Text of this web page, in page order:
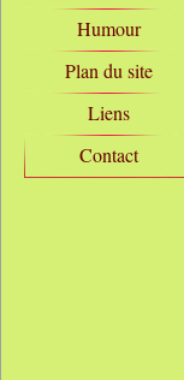
Humour
Plan du site
Liens
Contact